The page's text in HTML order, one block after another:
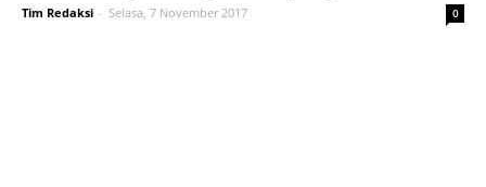
Tim Redaksi - Selasa, 7 November 2017 0